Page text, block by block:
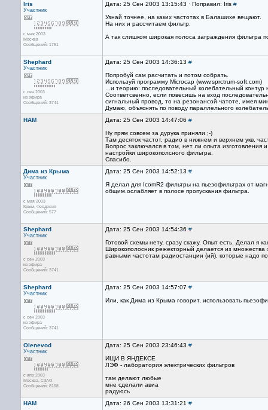
Iris
Участник
с мая 2003
Москва
Сообщений: 1751
Дата: 25 Сен 2003 13:15:43 · Поправил: Iris #
Узнай точнее, на каких частотах в Балашихе вещают.
На них и рассчитаем фильтр.
А так слишком широкая полоса заграждения фильтра
Shephard
Участник
с сен 2003
из эфира
Сообщений: 3741
Дата: 25 Сен 2003 14:36:13 #
Попробуй сам расчитать и потом собрать.
Используй программу Microcap (www.sprctrum-soft.com)
...и теорию: последовательный колебательный
Соответсвенно, если повесишь на вход
сигнальный провод, то на резонансой чатоте, имея
Думаю, объяснять по поводу параллельного
HАМ
Дата: 25 Сен 2003 14:47:06 #
Ну прям совсем за дурука приняли ;-)
Там десяток частот, радио в нижнем и верхнем укв,
Вопрос заключался в том, нет ли опыта изготовления и
настройки широкополсного фильтра.
Спасибо.
Дима из Крыма
Участник
с мая 2003
Крым, Феодосия
Сообщений: 577
Дата: 25 Сен 2003 14:52:13 #
Я делал для IcomR2 фильтры на пьезофильтрах от
общим.ослабляет в полосе пропускания фильтра.
Shephard
Участник
с сен 2003
из эфира
Сообщений: 3741
Дата: 25 Сен 2003 14:54:36 #
Готовой схемы нету, сразу скажу. Опыт есть. Делал я
Широкополосник режекторный делается из множества
равными частотам радиостанции (ий), которые надо
Shephard
Участник
с сен 2003
из эфира
Сообщений: 3741
Дата: 25 Сен 2003 14:57:07 #
Или, как Дима из Крыма говорит, использовать
Olenevod
Участник
с апр 2003
Москва, СЗАО
Сообщений: 8168
Дата: 25 Сен 2003 23:46:43 #
ИЩИ В ЯНДЕКСЕ
ЛЭФ - лаборатория электрических фильтров
там делают любые
мне сделали авиа
радуюсь
HAM
Дата: 26 Сен 2003 13:31:21 #